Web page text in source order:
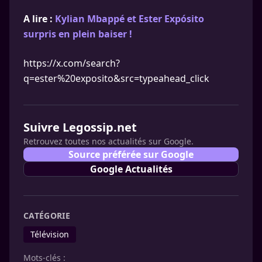
A lire : Kylian Mbappé et Ester Expósito
surpris en plein baiser !
https://x.com/search?
q=ester%20exposito&src=typeahead_click
Suivre Legossip.net
Retrouvez toutes nos actualités sur Google.
Source préférée sur Google
Google Actualités
CATÉGORIE
Télévision
Mots-clés :